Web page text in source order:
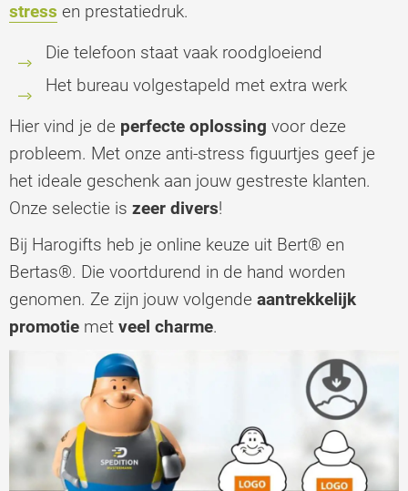
stress en prestatiedruk.
Die telefoon staat vaak roodgloeiend
Het bureau volgestapeld met extra werk
Hier vind je de perfecte oplossing voor deze
probleem. Met onze anti-stress figuurtjes geef je
het ideale geschenk aan jouw gestreste klanten.
Onze selectie is zeer divers!
Bij Harogifts heb je online keuze uit Bert® en
Bertas®. Die voortdurend in de hand worden
genomen. Ze zijn jouw volgende aantrekkelijk
promotie met veel charme.